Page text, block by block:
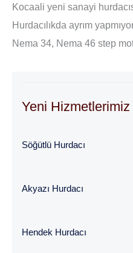
Kocaali yeni sanayi
Hurdacılıkda ayrım
Nema 34, Nema 46 step
Yeni Hizmetlerimiz
Söğütlü Hurdacı
Akyazı Hurdacı
Hendek Hurdacı